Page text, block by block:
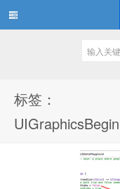
标签：